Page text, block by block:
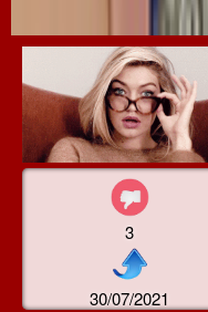
3
30/07/2021